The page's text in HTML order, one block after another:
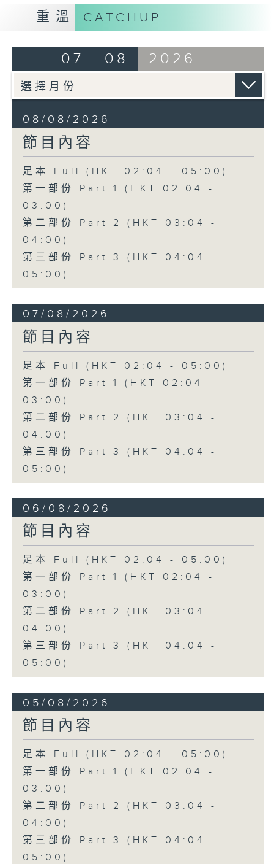
3. 「笑傲江湖之荒山訂情」
4. 「海棠香影月中搖」
由 嚴淑芳 主唱
5. 「夢會巫山」
6. 「魂夢繞山河」
由 李少芳 、許蓓 主唱
重溫 CATCHUP
07 - 08 2026
08/08/2026
節目內容
足本 Full (HKT 02:04 - 05:00)
第一部份 Part 1 (HKT 02:04 -
03:00)
第二部份 Part 2 (HKT 03:04 -
04:00)
第三部份 Part 3 (HKT 04:04 -
05:00)
07/08/2026
節目內容
足本 Full (HKT 02:04 - 05:00)
第一部份 Part 1 (HKT 02:04 -
03:00)
第二部份 Part 2 (HKT 03:04 -
04:00)
第三部份 Part 3 (HKT 04:04 -
05:00)
06/08/2026
節目內容
足本 Full (HKT 02:04 - 05:00)
第一部份 Part 1 (HKT 02:04 -
03:00)
第二部份 Part 2 (HKT 03:04 -
04:00)
第三部份 Part 3 (HKT 04:04 -
05:00)
05/08/2026
節目內容
足本 Full (HKT 02:04 - 05:00)
第一部份 Part 1 (HKT 02:04 -
03:00)
第二部份 Part 2 (HKT 03:04 -
04:00)
第三部份 Part 3 (HKT 04:04 -
05:00)